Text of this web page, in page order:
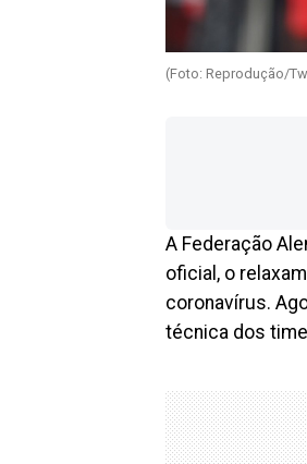
(Foto: Reprodução/
A Federação
oficial, o
coronavírus.
técnica dos